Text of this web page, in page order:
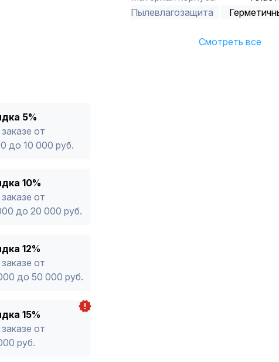
Пылевлагозащита
Смотреть все
5%
от
до 10 000 руб.
10%
от
до 20 000 руб.
12%
от
до 50 000 руб.
15%
от
руб.